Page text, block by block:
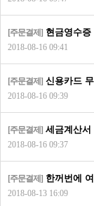
[주문결제] 현금영수
2018-08-16 09:41
[주문결제] 신용카드
2018-08-16 09:39
[주문결제] 세금계산
2018-08-16 09:37
[주문결제] 한꺼번에
2018-08-13 16:09